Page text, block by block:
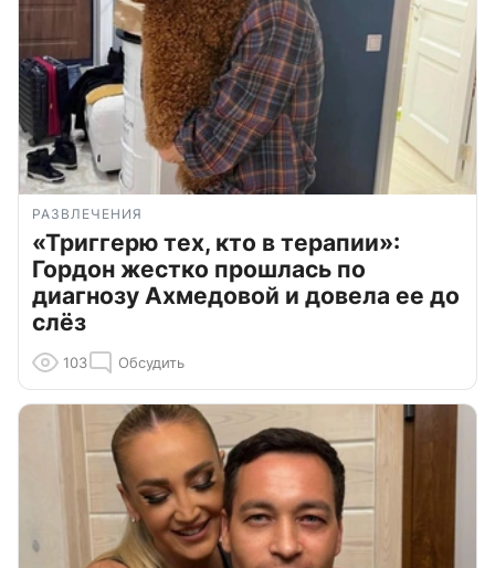
РАЗВЛЕЧЕНИЯ
«Триггерю тех, кто в терапии»:
Гордон жестко прошлась по
диагнозу Ахмедовой и довела ее до
слёз
103 Обсудить